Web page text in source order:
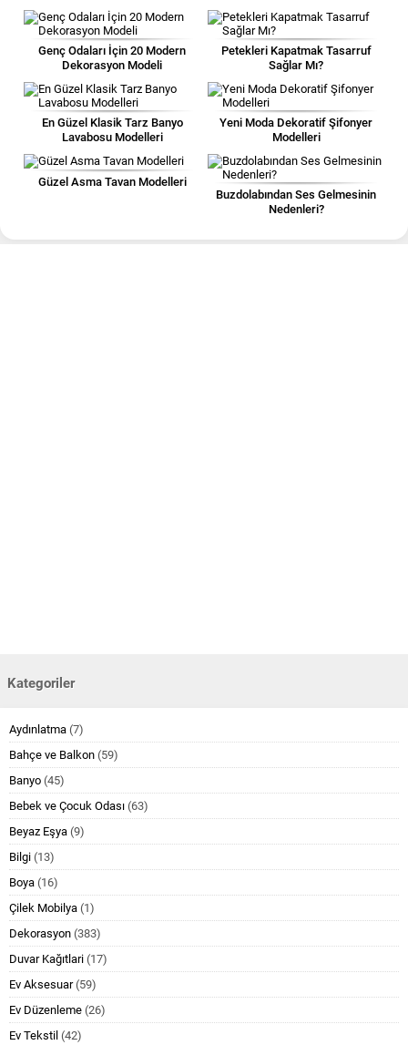
Genç Odaları İçin 20 Modern
Dekorasyon Modeli
Petekleri Kapatmak Tasarruf
Sağlar Mı?
En Güzel Klasik Tarz Banyo
Lavabosu Modelleri
Yeni Moda Dekoratif Şifonyer
Modelleri
Güzel Asma Tavan Modelleri
Buzdolabından Ses Gelmesinin
Nedenleri?
Kategoriler
Aydınlatma (7)
Bahçe ve Balkon (59)
Banyo (45)
Bebek ve Çocuk Odası (63)
Beyaz Eşya (9)
Bilgi (13)
Boya (16)
Çilek Mobilya (1)
Dekorasyon (383)
Duvar Kağıtlari (17)
Ev Aksesuar(59)
Ev Düzenleme (26)
Ev Tekstil (42)